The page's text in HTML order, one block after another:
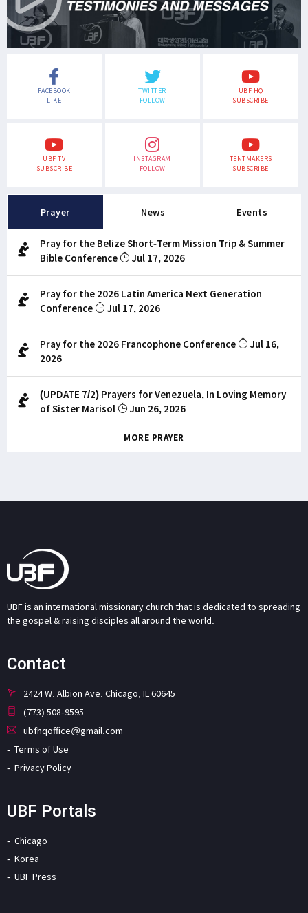
FACEBOOK
LIKE
TWITTER
FOLLOW
UBF HQ
SUBSCRIBE
UBF TV
SUBSCRIBE
INSTAGRAM
FOLLOW
TENTMAKERS
SUBSCRIBE
Prayer News Events
Pray for the Belize Short-Term Mission Trip & Summer
Bible Conference
Jul 17, 2026
Pray for the 2026 Latin America Next Generation
Conference
Jul 17, 2026
Pray for the 2026 Francophone Conference
Jul 16,
2026
(UPDATE 7/2) Prayers for Venezuela, In Loving Memory
of Sister Marisol
Jun 26, 2026
MORE PRAYER
UBF is an international missionary church that is dedicated to spreading
the gospel & raising disciples all around the world.
Contact
2424 W. Albion Ave. Chicago, IL 60645
(773) 508-9595
ubfhqoffice@gmail.com
Terms of Use
Privacy Policy
UBF Portals
Chicago
Korea
UBF Press